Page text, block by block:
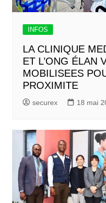
INFOS
LA CLINIQUE
ET L’ONG ÉLAN
MOBILISEES
PROXIMITE
securex 18 mai